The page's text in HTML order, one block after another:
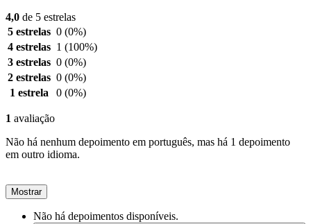
4,0 de 5 estrelas
5 estrelas 0 (0%)
4 estrelas 1 (100%)
3 estrelas 0 (0%)
2 estrelas 0 (0%)
1 estrela
0 (0%)
1 avaliação
Não há nenhum depoimento em português, mas há 1 depoimento
em outro idioma.
Mostrar
Não há depoimentos disponíveis.